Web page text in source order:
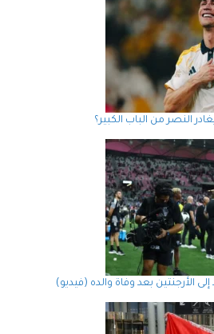
النصر من الباب الكبير؟
الأرجنتين بعد وفاة والده (فيديو)